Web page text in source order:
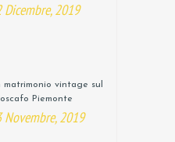
Dicembre, 2019
matrimonio vintage sul
Piemonte
Novembre, 2019